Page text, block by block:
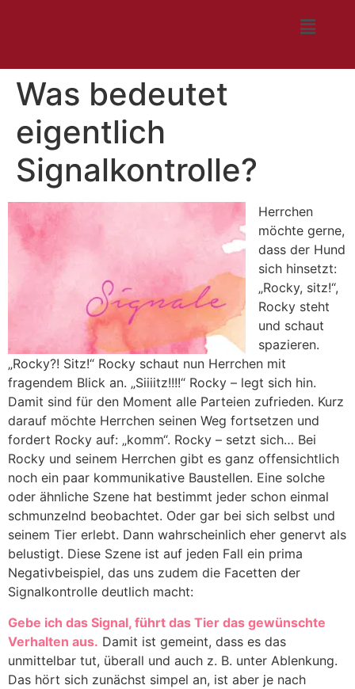
Was bedeutet
eigentlich
Signalkontrolle?
Herrchen
möchte gerne,
dass der Hund
sich hinsetzt:
„Rocky, sitz!“,
Rocky steht
und schaut
spazieren.
„Rocky?! Sitz!“ Rocky schaut nun Herrchen mit
fragendem Blick an. „Siiiitz!!!!“ Rocky – legt sich hin.
Damit sind für den Moment alle Parteien zufrieden. Kurz
darauf möchte Herrchen seinen Weg fortsetzen und
fordert Rocky auf: „komm“. Rocky – setzt sich… Bei
Rocky und seinem Herrchen gibt es ganz offensichtlich
noch ein paar kommunikative Baustellen. Eine solche
oder ähnliche Szene hat bestimmt jeder schon einmal
schmunzelnd beobachtet. Oder gar bei sich selbst und
seinem Tier erlebt. Dann wahrscheinlich eher genervt als
belustigt. Diese Szene ist auf jeden Fall ein prima
Negativbeispiel, das uns zudem die Facetten der
Signalkontrolle deutlich macht:
Gebe ich das Signal, führt das Tier das gewünschte
Verhalten aus. Damit ist gemeint, dass es das
unmittelbar tut, überall und auch z. B. unter Ablenkung.
Das hört sich zunächst simpel an, ist aber je nach